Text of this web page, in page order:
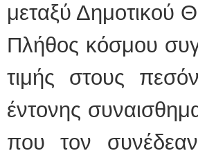
μεταξύ Δημοτικού
Πλήθος κόσμου
τιμής στους
έντονης
που τον